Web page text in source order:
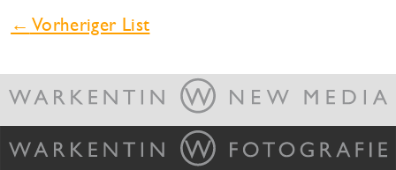
← Vorheriger List